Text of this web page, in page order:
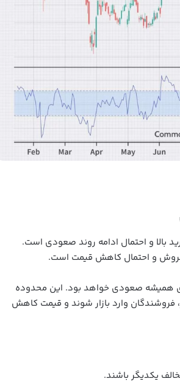
بالا و احتمال ادامه روند صعودی است.
و احتمال کاهش قیمت است.
همیشه صعودی خواهد بود. این محدوده
فروشندگان وارد بازار شوند و قیمت کاهش
یکدیگر باشند.